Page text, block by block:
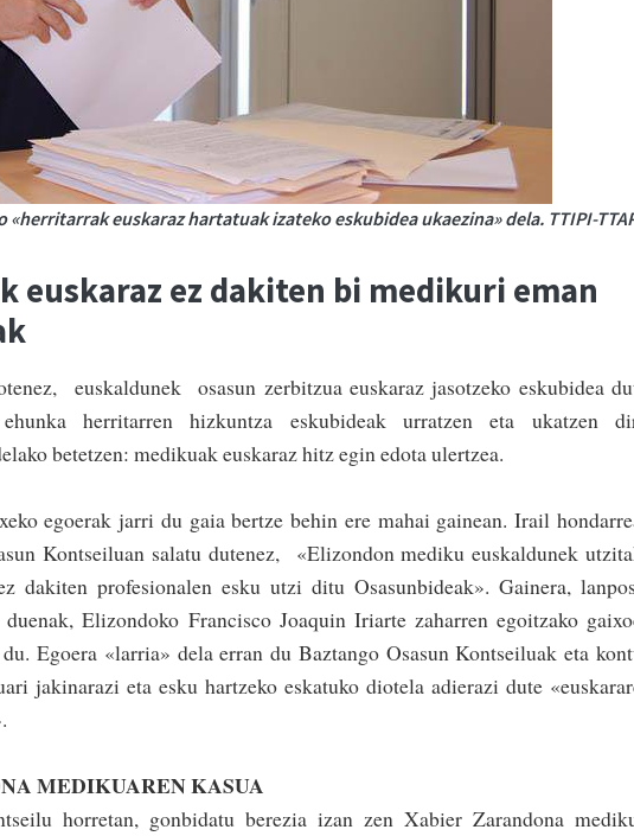
euskaraz hartatuak izateko eskubidea ukaezina» dela. TTIPI-
euskaraz ez dakiten bi medikuri eman
euskaldunek osasun zerbitzua euskaraz jasotzeko eskubidea
herrita­rren hizkuntza eskubideak urratzen eta uka­tzen
bete­tzen: medikuak euskaraz hitz egin edota ulertzea.
egoerak jarri du gaia bertze behin ere mahai gainean. Irail
Kon­tseiluan salatu dutenez, «Elizondon mediku euskaldunek
dakiten profesionalen esku utzi ditu Osasunbideak». Gainera,
Elizondoko Francisco Joaquin Iriarte zaharren egoitzako
Egoera «la­rria»­ dela erran du Baz­tango Osasun Kon­tsei­luak eta
jakinarazi eta esku har­tzeko eskatuko diotela adierazi dute
MEDIKUAREN KASUA
horretan, gonbidatu berezia izan zen Xabier Zarandona